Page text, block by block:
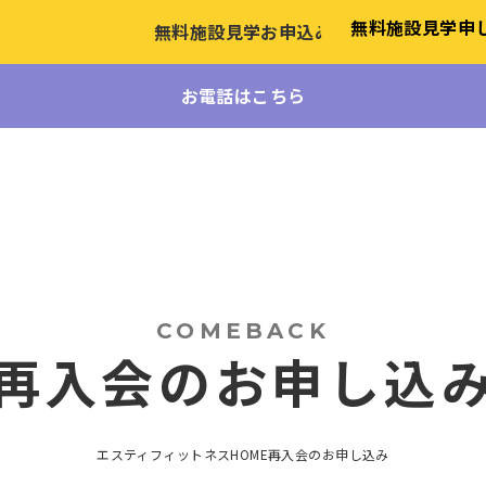
無料施設見学申
無料施設見学お申込み
お電話はこちら
COMEBACK
入会のお申し込
エスティフィットネスHOME再入会のお申し込み